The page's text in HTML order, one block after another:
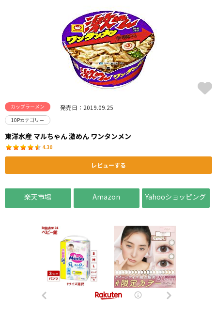
カップラーメン 発売日：2019.09.25
10Pカテゴリー
東洋水産 マルちゃん 激めん ワンタンメン
4.30
レビューする
楽天市場 Amazon Yahooショッピング